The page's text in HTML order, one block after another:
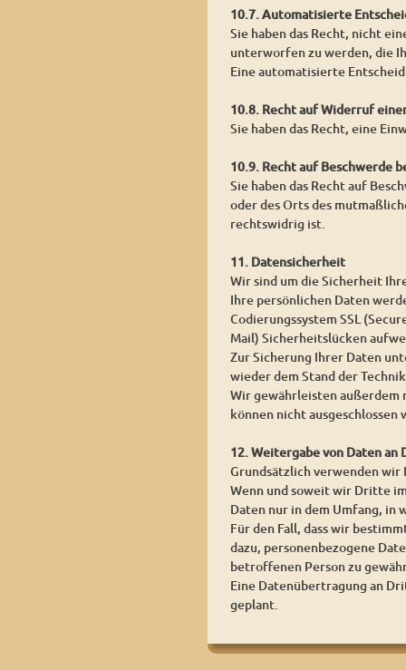
10.7. Automatisierte
Sie haben das Recht, nicht
unterworfen zu werden, die
Eine automatisierte
10.8. Recht auf Widerruf
Sie haben das Recht, eine
10.9. Recht auf Beschwerde
Sie haben das Recht auf
oder des Orts des
rechtswidrig ist.
11. Datensicherheit
Wir sind um die Sicherheit
Ihre persönlichen Daten
Codierungssystem SSL
Mail) Sicherheitslücken
Zur Sicherung Ihrer Daten
wieder dem Stand der
Wir gewährleisten außerdem
können nicht
12. Weitergabe von Daten
Grundsätzlich verwenden wir
Wenn und soweit wir Dritte
Daten nur in dem Umfang,
Für den Fall, dass wir
dazu, personenbezogene
betroffenen Person zu
Eine Datenübertragung an
geplant.